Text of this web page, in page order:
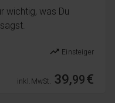
wichtig, was Du
trending_up Einsteiger
inkl. MwSt. 39,99€